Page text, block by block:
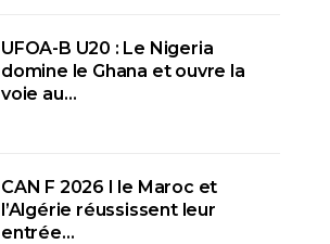
UFOA-B U20 : Le Nigeria
domine le Ghana et ouvre la
voie au…
CAN F 2026 I le Maroc et
l’Algérie réussissent leur
entrée…